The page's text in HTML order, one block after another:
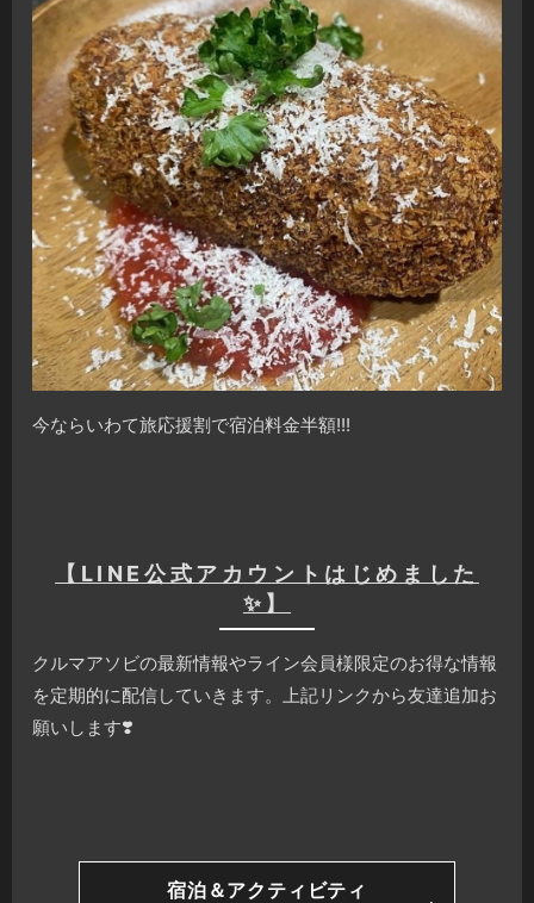
今ならいわて旅応援割で宿泊料金半額!!!
【LINE公式アカウントはじめました
✨】
クルマアソビの最新情報やライン会員様限定のお得な情報
を定期的に配信していきます。上記リンクから友達追加お
願いします❣️
宿泊＆アクティビティ